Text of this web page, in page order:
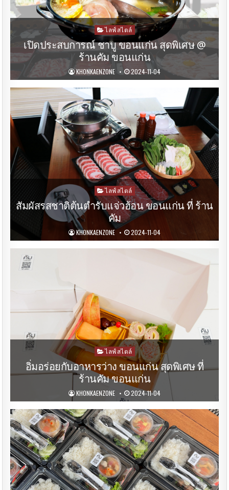
Posted
in
ไลฟ์สไตล์
เปิดประสบการณ์ ชาบู ขอนแก่น สุดพิเศษ @
ร้านคัม ขอนแก่น
KHONKAENZONE 2024-11-04
Posted
in
ไลฟ์สไตล์
สัมผัสรสชาติต้นตำรับแจ่วฮ้อน ขอนแก่น ที่ ร้าน
คัม
KHONKAENZONE 2024-11-04
Posted
in
ไลฟ์สไตล์
อิ่มอร่อยกับอาหารว่าง ขอนแก่น สุดพิเศษ ที่
ร้านคัม ขอนแก่น
KHONKAENZONE 2024-11-04